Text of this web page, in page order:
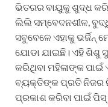
ଭିତରର ବାୟୁକୁ ଶୁଦ୍ଧ କରି
ଲିଲି ସମ୍ବେଦନଶୀଳ,
ସବୁବେଳେ ଏହାକୁ ଭର୍ଜିନ୍
ଯୋଡା ଯାଇଛି। ଏହି ଶିଶୁ
କରିଥିବା ମହିଳାଙ୍କ ପାଇଁ
ବ୍ୟକ୍ତିଙ୍କ ପ୍ରତି ନିଜର
ପ୍ରକାଶ କରିବା ପାଇଁ